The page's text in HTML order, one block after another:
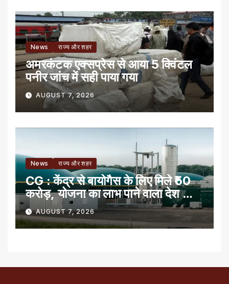
News राज्य और शहर
अमरकंटक एक्सप्रेस से आया 5 क्विंटल
पनीर जांच में सही पाया गया
AUGUST 7, 2026
News राज्य और शहर
CG : केंद्र से बायोगैस के लिए मिले ₹50
करोड़, योजना का लाभ पाने वाला देश का
पहला राज्य
AUGUST 7, 2026